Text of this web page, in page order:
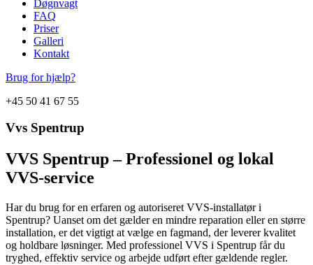
Døgnvagt
FAQ
Priser
Galleri
Kontakt
Brug for hjælp?
+45 50 41 67 55
Vvs Spentrup
VVS Spentrup – Professionel og lokal
VVS-service
Har du brug for en erfaren og autoriseret VVS-installatør i
Spentrup? Uanset om det gælder en mindre reparation eller en større
installation, er det vigtigt at vælge en fagmand, der leverer kvalitet
og holdbare løsninger. Med professionel VVS i Spentrup får du
tryghed, effektiv service og arbejde udført efter gældende regler.